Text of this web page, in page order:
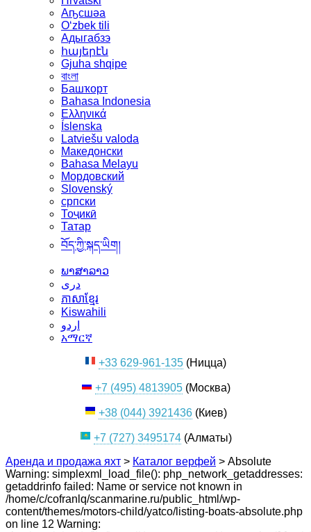
Аҧсшәа
Oʻzbek tili
Адыгабзэ
հայերէն
Gjuha shqipe
বাংলা
Башҡорт
Bahasa Indonesia
Ελληνικά
Íslenska
Latviešu valoda
Македонски
Bahasa Melayu
Мордовский
Slovenský
српски
Тоҷикӣ
Татар
བོད་ཀྱི་སྐད་ཡིག།
ພາສາລາວ
دری
ភាសាខ្មែរ
Kiswahili
اردو
አማርኛ
+33 629-961-135 (Ницца)
+7 (495) 4813905(Москва)
+38 (044) 3921436(Киев)
+7 (727) 3495174(Алматы)
Аренда и продажа яхт > Каталог верфей > Absolute
Warning: simplexml_load_file(): php_network_getaddresses:
getaddrinfo failed: Name or service not known in
/home/c/cofranlq/scanmarine.ru/public_html/wp-
content/themes/motors-child/yatco/listing-boats-absolute.php
on line 12 Warning: